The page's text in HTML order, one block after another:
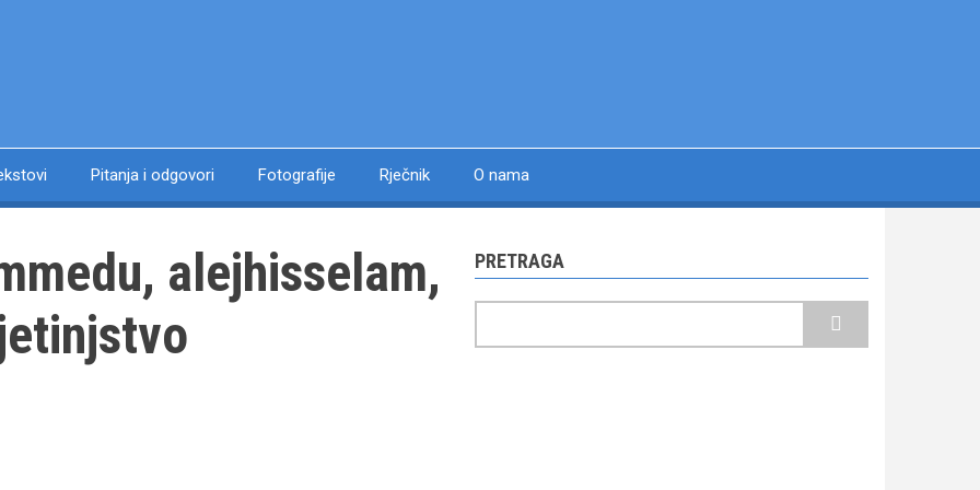
Pitanja i odgovori Fotografije Rječnik O nama
alejhisselam,
PRETRAGA